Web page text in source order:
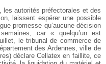
les autorités préfectorales et des
laissent espérer une possible
promesse qu’aucune décision
car « quelqu’un est
le tribunal de commerce de
des Ardennes, ville de
déclare Cellatex en faillite, ce